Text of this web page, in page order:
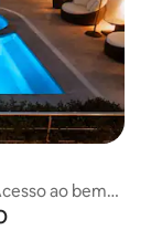
ao bem-